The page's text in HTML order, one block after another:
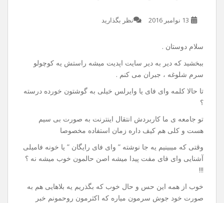
13 نوامبر 2016 نظر بگذارید
سلام دوستان .
ببخشید که دیر به دیر سایت اپدیت میشه راستش یه کوچولو
سرم شلوغه ، جبران می کنم .
تا حالا کلمه وای فای یا وایرلس خیلی به گوشتون خورده درسته
؟
تو جامعه ی ما کاربردش انتقال اینترنت به صورت بی سیم
هست و کلی هم کیف داره زمان استفاده مخصوصا
وقتی که میبینیم یه جا نوشته ” وای فای رایگان ” یا خونه فامیلی
آشنایی وای فای مفت پیدا میشه اصن حالمون خوب میشه نه ؟
!!!
خوب از همه این حس و حال خوب که بگذریم یه بلاهایی هم به
صورت خود جوش سرمون میاره که اکثرمون روحمونم خبر